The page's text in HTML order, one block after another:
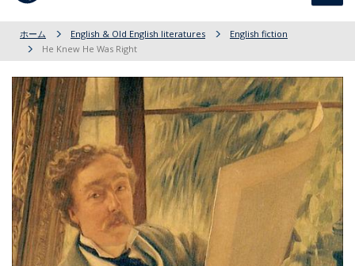
ホーム English & Old English literatures
English fiction
He Knew He Was Right